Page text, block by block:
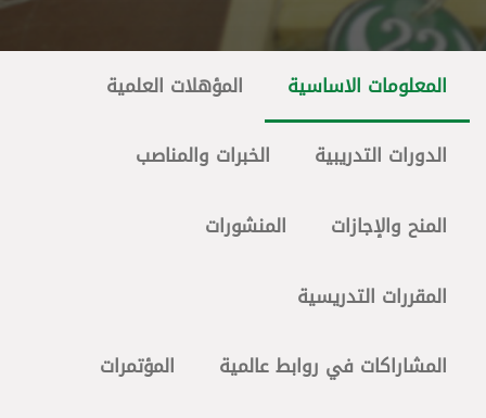
المعلومات الاساسية المؤهلات العلمية
الدورات التدريبية الخبرات والمناصب
المنح والإجازات المنشورات
المقررات التدريسية
المشاراكات في روابط عالمية المؤتمرات